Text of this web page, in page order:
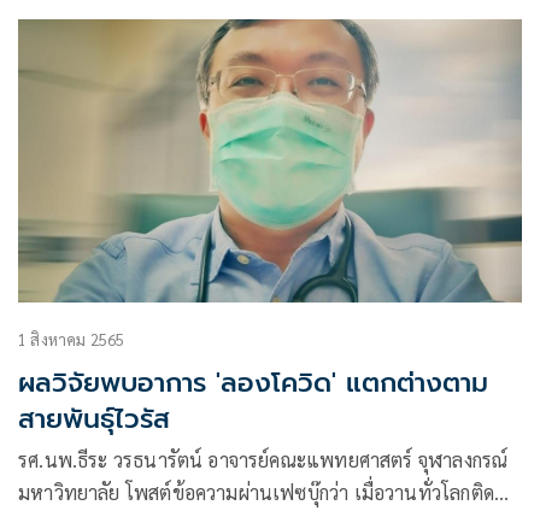
1 สิงหาคม 2565
ผลวิจัยพบอาการ 'ลองโควิด' แตกต่างตาม
สายพันธุ์ไวรัส
รศ.นพ.ธีระ วรธนารัตน์ อาจารย์คณะแพทยศาสตร์ จุฬาลงกรณ์
มหาวิทยาลัย โพสต์ข้อความผ่านเฟซบุ๊กว่า เมื่อวานทั่วโลกติด